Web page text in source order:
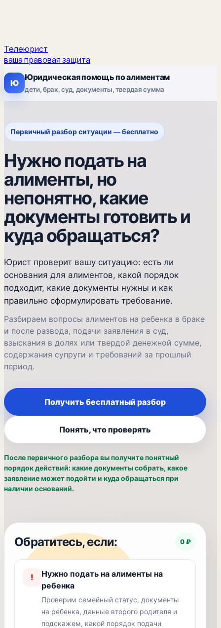
Телеюрист
ваша правовая защита
Ю
Юридическая помощь по алиментам
дети, брак, суд, документы, твердая сумма
Первичный разбор ситуации — бесплатно
Нужно подать на
алименты, но
непонятно, какие
документы готовить и
куда обращаться?
Юрист проверит вашу ситуацию: есть ли
основания для алиментов, какой порядок
подходит, какие документы нужны и как
правильно сформулировать требование.
Разбираем вопросы алиментов на ребенка в браке
и после развода, подачи заявления в суд,
взыскания в долях или твердой денежной сумме,
содержания супруги и требований за прошлый
период.
Получить бесплатный разбор
Понять, что проверять
После первичного разбора вы получите понятный
порядок действий: какие документы собрать, какое
заявление может подойти и куда обращаться при
наличии оснований.
Обратитесь, если: 0 ₽
!
Нужно подать на алименты на
ребенка
Проверим семейный статус, документы
на ребенка, данные второго родителя и
подскажем, какой порядок подачи